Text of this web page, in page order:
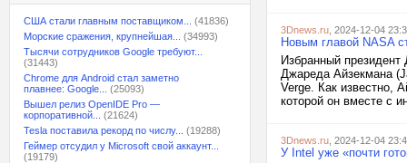
США стали главным поставщиком...
(41836)
Морские сражения, крупнейшая...
(34993)
Тысячи сотрудников Google требуют...
(31443)
Chrome для Android стал заметно
плавнее: Google...
(25093)
Вышел релиз OpenIDE Pro —
корпоративной...
(21624)
Tesla поставила рекорд по числу...
(19288)
Геймер отсудил у Microsoft свой аккаунт...
(19179)
3Dnews.ru , 2024-12-04
Новым главой NASA
Избранный
Джареда Айзекмана
Verge. Как известно,
которой он вместе с
3Dnews.ru , 2024-12-04
У Intel уже «почти